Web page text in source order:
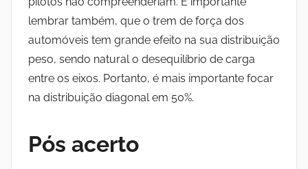
lembrar também, que o trem de força dos
automóveis tem grande efeito na sua distribuição
peso, sendo natural o desequilíbrio de carga
entre os eixos. Portanto, é mais importante focar
na distribuição diagonal em 50%.
Pós acerto